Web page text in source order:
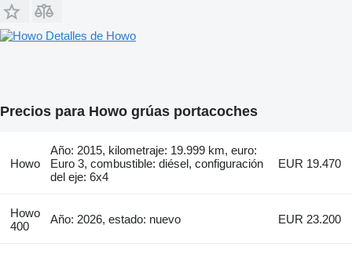
Detalles de Howo
Precios para Howo grúas portacoches
Howo
Año: 2015, kilometraje: 19.999 km, euro:
Euro 3, combustible: diésel, configuración
del eje: 6x4
EUR 19.470
Howo
400
Año: 2026, estado: nuevo EUR 23.200